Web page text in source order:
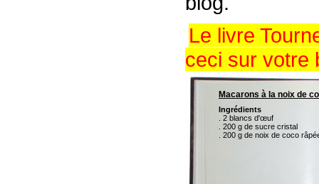
Le livre
ceci sur votre